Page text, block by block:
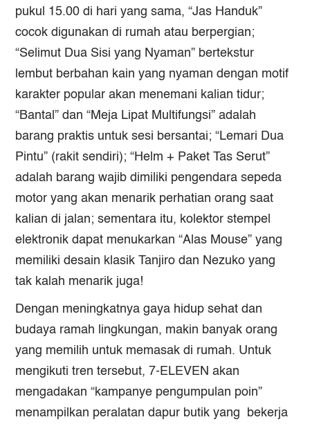
pukul 15.00 di hari yang sama, “Jas Handuk”
cocok digunakan di rumah atau berpergian;
“Selimut Dua Sisi yang Nyaman” bertekstur
lembut berbahan kain yang nyaman dengan motif
karakter popular akan menemani kalian tidur;
“Bantal” dan “Meja Lipat Multifungsi” adalah
barang praktis untuk sesi bersantai; “Lemari Dua
Pintu” (rakit sendiri); “Helm + Paket Tas Serut”
adalah barang wajib dimiliki pengendara sepeda
motor yang akan menarik perhatian orang saat
kalian di jalan; sementara itu, kolektor stempel
elektronik dapat menukarkan “Alas Mouse” yang
memiliki desain klasik Tanjiro dan Nezuko yang
tak kalah menarik juga!
Dengan meningkatnya gaya hidup sehat dan
budaya ramah lingkungan, makin banyak orang
yang memilih untuk memasak di rumah. Untuk
mengikuti tren tersebut, 7-ELEVEN akan
mengadakan “kampanye pengumpulan poin”
menampilkan peralatan dapur butik yang bekerja